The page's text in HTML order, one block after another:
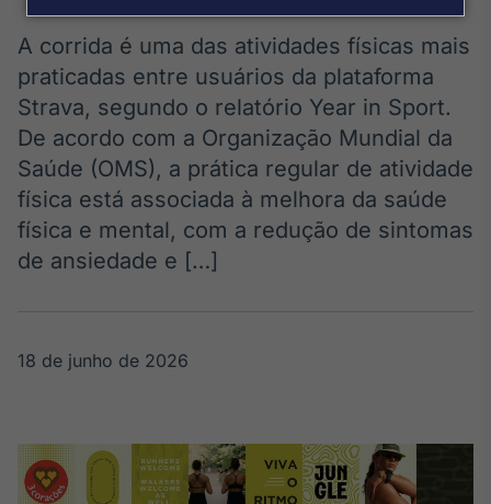
Broadcast
Agro
Tudo sobre o
agronegócio
Broadcast
Político
Os bastidores da
A corrida é uma das atividades físicas mais
praticadas entre usuários da plataforma
Strava, segundo o relatório Year in Sport.
De acordo com a Organização Mundial da
Saúde (OMS), a prática regular de atividade
física está associada à melhora da saúde
física e mental, com a redução de sintomas
de ansiedade e […]
18 de junho de 2026